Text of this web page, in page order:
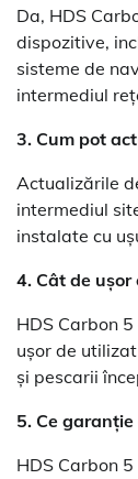
Da, HDS
dispozitive,
sisteme de
intermediul
3. Cum pot
Actualizările
intermediul
instalate cu
4. Cât de ușor
HDS Carbon
ușor de
și pescarii
5. Ce garanție
HDS Carbon